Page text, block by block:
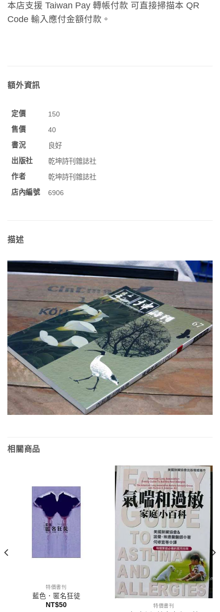
本店支援 Taiwan Pay 轉帳付款 可直接掃描本 QR
Code 輸入應付金額付款。
額外資訊
定價
150
售價
40
書況
良好
出版社
乾坤詩刊雜誌社
作者
乾坤詩刊雜誌社
店內編號
6906
描述
相關商品
特價書刊
藍色．匿名狂徒
NT$50 特價書刊